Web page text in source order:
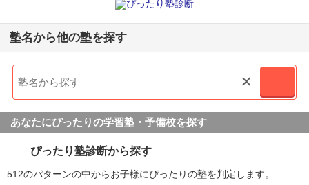
塾名から他の塾を探す
×
あなたにぴったりの学習塾・予備校を探す
ぴったり塾診断から探す
512のパターンの中からお子様にぴったりの塾を判定します。